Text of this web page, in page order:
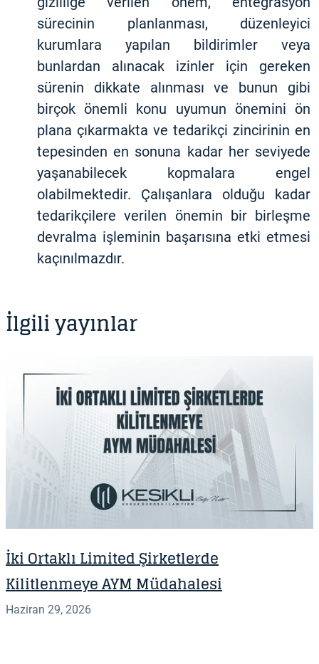
sürecinin planlanması, düzenleyici
kurumlara yapılan bildirimler veya
bunlardan alınacak izinler için gereken
sürenin dikkate alınması ve bunun gibi
birçok önemli konu uyumun önemini ön
plana çıkarmakta ve tedarikçi zincirinin en
tepesinden en sonuna kadar her seviyede
yaşanabilecek kopmalara engel
olabilmektedir. Çalışanlara olduğu kadar
tedarikçilere verilen önemin bir birleşme
devralma işleminin başarısına etki etmesi
kaçınılmazdır.
İlgili yayınlar
İki Ortaklı Limited Şirketlerde
Kilitlenmeye AYM Müdahalesi
Haziran 29, 2026